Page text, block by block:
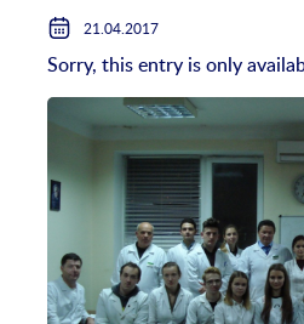
21.04.2017
Sorry, this entry is only